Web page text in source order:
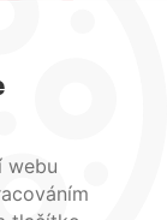
webu